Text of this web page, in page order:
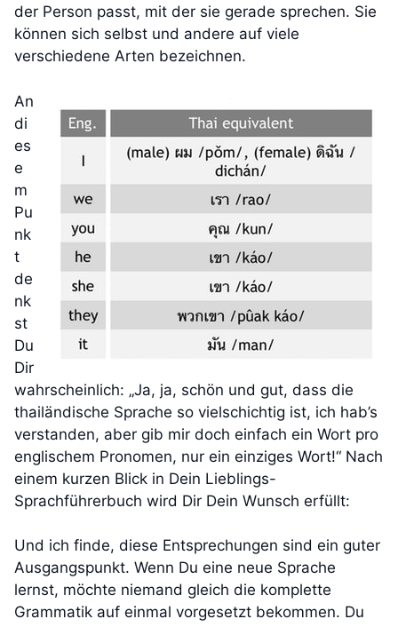
der Person passt, mit der sie gerade sprechen. Sie
können sich selbst und andere auf viele
verschiedene Arten bezeichnen.
An
di
es
e
m
Pu
nk
t
de
nk
st
Du
Dir
wahrscheinlich: „Ja, ja, schön und gut, dass die
thailändische Sprache so vielschichtig ist, ich hab’s
verstanden, aber gib mir doch einfach ein Wort pro
englischem Pronomen, nur ein einziges Wort!“ Nach
einem kurzen Blick in Dein Lieblings-
Sprachführerbuch wird Dir Dein Wunsch erfüllt:
Und ich finde, diese Entsprechungen sind ein guter
Ausgangspunkt. Wenn Du eine neue Sprache
lernst, möchte niemand gleich die komplette
Grammatik auf einmal vorgesetzt bekommen. Du